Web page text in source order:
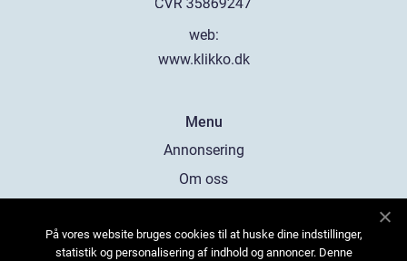
web:
www.klikko.dk
Menu
Annonsering
Om oss
Kontakta oss
På vores website bruges cookies til at huske dine indstillinger,
statistik og personalisering af indhold og annoncer. Denne